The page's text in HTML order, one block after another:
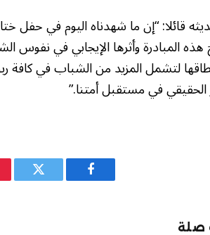
قائلا: “إن ما شهدناه اليوم في حفل
المبادرة وأثرها الإيجابي في نفوس
لتشمل المزيد من الشباب في كافة
الحقيقي في مستقبل أمتنا.”
فيسبوك تويتر
صلة